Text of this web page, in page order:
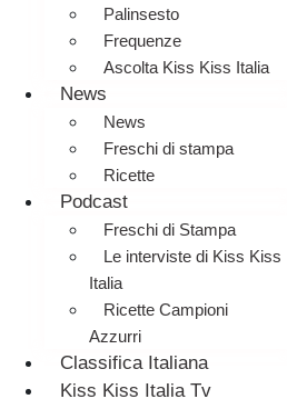
Palinsesto
Frequenze
Ascolta Kiss Kiss Italia
News
News
Freschi di stampa
Ricette
Podcast
Freschi di Stampa
Le interviste di Kiss Kiss
Italia
Ricette Campioni
Azzurri
Classifica Italiana
Kiss Kiss Italia Tv